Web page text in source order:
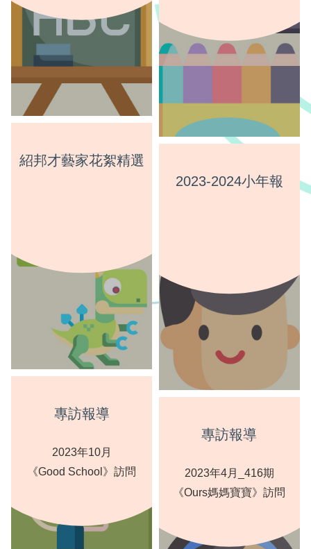
紹邦才藝家花絮精選
2023-2024小年報
專訪報導
2023年10月
《Good School》訪問
專訪報導
2023年4月_416期
《Ours媽媽寶寶》訪問